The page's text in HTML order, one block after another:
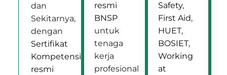
dan
Sekitarnya,
dengan
Sertifikat
Kompetensi
resmi
resmi
BNSP
untuk
tenaga
kerja
profesional
Safety,
First Aid,
HUET,
BOSIET,
Working
at